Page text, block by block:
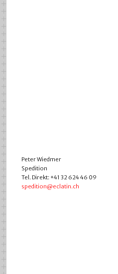
Peter Wiedmer
Spedition
Tel. Direkt: +41 32 624 46 09
spedition@eclatin.ch